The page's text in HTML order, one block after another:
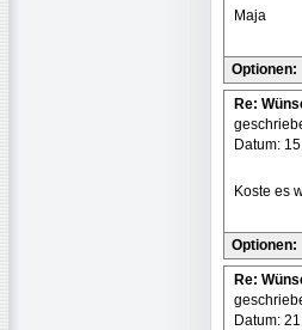
Maja
Optionen:
Re:
Datum:
Koste es
Optionen:
Re:
Datum: